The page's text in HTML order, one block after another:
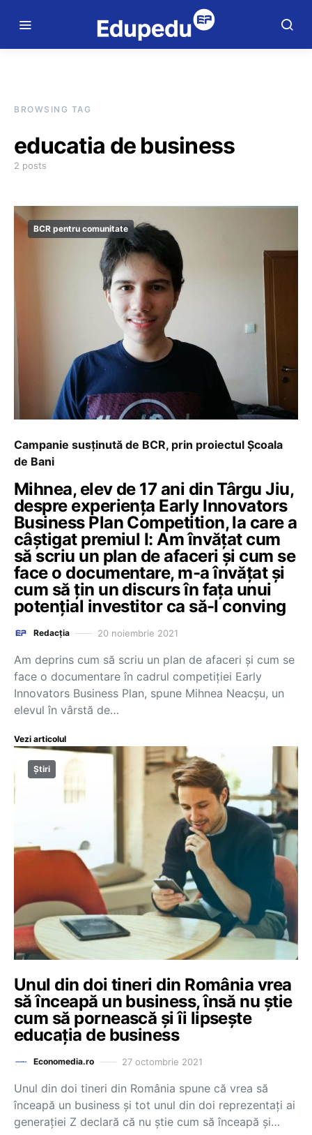
BROWSING TAG
educatia de business
2 posts
BCR pentru comunitate
Campanie susținută de BCR, prin proiectul Școala
de Bani
Mihnea, elev de 17 ani din Târgu Jiu,
despre experiența Early Innovators
Business Plan Competition, la care a
câștigat premiul I: Am învățat cum
să scriu un plan de afaceri și cum se
face o documentare, m-a învățat și
cum să țin un discurs în fața unui
potențial investitor ca să-l conving
Redacția 20 noiembrie 2021
Am deprins cum să scriu un plan de afaceri și cum se
face o documentare în cadrul competiției Early
Innovators Business Plan, spune Mihnea Neacșu, un
elevul în vârstă de…
Vezi articolul
Știri
Unul din doi tineri din România vrea
să înceapă un business, însă nu știe
cum să pornească și îi lipsește
educația de business
Economedia.ro 27 octombrie 2021
Unul din doi tineri din România spune că vrea să
înceapă un business și tot unul din doi reprezentați ai
generației Z declară că nu știe cum să înceapă și…